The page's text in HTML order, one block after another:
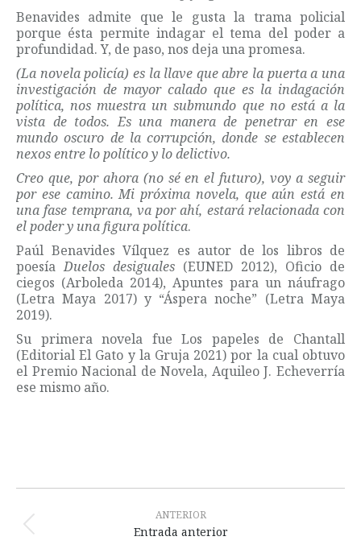
Benavides admite que le gusta la trama policial
porque ésta permite indagar el tema del poder a
profundidad. Y, de paso, nos deja una promesa.
(La novela policía) es la llave que abre la puerta a una
investigación de mayor calado que es la indagación
política, nos muestra un submundo que no está a la
vista de todos. Es una manera de penetrar en ese
mundo oscuro de la corrupción, donde se establecen
nexos entre lo político y lo delictivo.
Creo que, por ahora (no sé en el futuro), voy a seguir
por ese camino. Mi próxima novela, que aún está en
una fase temprana, va por ahí, estará relacionada con
el poder y una figura política.
Paúl Benavides Vílquez es autor de los libros de
poesíaDuelos desiguales (EUNED 2012), Oficio de
ciegos (Arboleda 2014), Apuntes para un náufrago
(Letra Maya 2017) y “Áspera noche” (Letra Maya
2019).
Su primera novela fue Los papeles de Chantall
(Editorial El Gato y la Gruja 2021) por la cual obtuvo
el Premio Nacional de Novela, Aquileo J. Echeverría
ese mismo año.
entre
publicaciones
ANTERIOR
Publicación
Entrada anterior